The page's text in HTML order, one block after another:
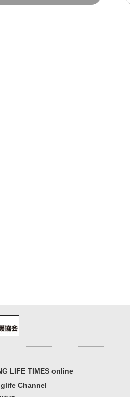
LIFE TIMES online
Channel